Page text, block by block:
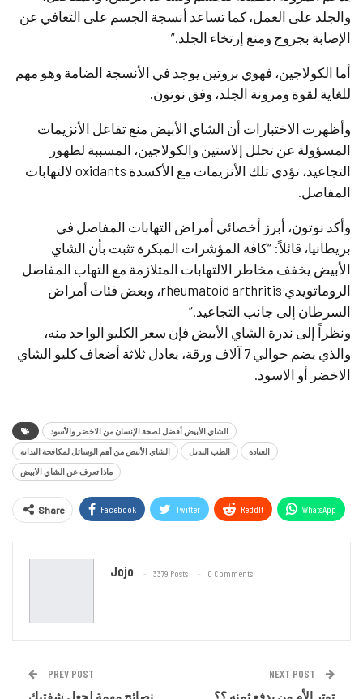
والجلد على العمل، كما تساعد أنسجة الجسم على التعافي عن
الإصابة بجروح ومنع إرتخاء الجلد.”
أما الكولاجين، فهوي بروتين يوجد في الأنسجة الضامة وهو مهم
للغاية لقوة ومرونة الجلد، وفق نوتون.
وأظهرت الاختبارات أن الشاي الأبيض منع تفاعل الأنزيمات
المسؤولة عن تحلل إلاستين والكولاجين، المسببة لظهور
التجاعيد، تؤدي تلك الأنزيمات مع الأكسدة oxidants لالتهابات
المفاصل.
وأكد نوتون، أبرز أخصائي أمراض التهابات المفاصل في
بريطانيا، قائلاً: “كافة المؤشرات المبكرة تثبت بأن الشاي
الأبيض يخفف مخاطر الالتهابات المتلازمة مع التهاب المفاصل
الروماتويدي rheumatoid arthritis، وبعض فئات أمراض
السرطان إلى جانب التجاعيد.”
ونظراً إلى ندرة الشاي الأبيض فإن سعر الكليو الواحد منه،
والذي يضم حوالي 7 آلاف ورقة، يعادل ثلاثة أضعاف كليو الشاي
الاخضر أو الاسود.
الشاي الأبيض أفضل لصحة الإنسان من الاخضر والأسود
الشاي الأبيض من أهم الوسائل لمكافحة البدانة الطب البديل العيادة
ماذا تعرف عن الشاي الأبيض
Share Facebook Twitter ReddIt WhatsApp
Jojo 3379 Posts 0 Comments
PREV POST NEXT POST